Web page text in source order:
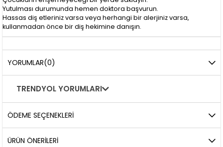
Yutulması durumunda hemen doktora başvurun.
Hassas diş etleriniz varsa veya herhangi bir alerjiniz varsa,
kullanmadan önce bir diş hekimine danışın.
YORUMLAR(0)
TRENDYOL YORUMLARI
ÖDEME SEÇENEKLERI
ÜRÜN ÖNERILERI